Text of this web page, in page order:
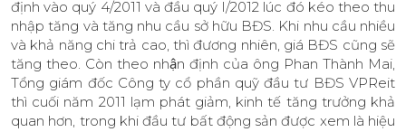
định vào quý 4/2011 và đầu quý I/2012 lúc đó kéo theo thu
nhập tăng và tăng nhu cầu sở hữu BĐS. Khi nhu cầu nhiều
và khả năng chi trả cao, thì đương nhiên, giá BĐS cũng sẽ
tăng theo. Còn theo nhận định của ông Phan Thành Mai,
Tổng giám đốc Công ty cổ phần quỹ đầu tư BĐS VPReit
thì cuối năm 2011 lạm phát giảm, kinh tế tăng trưởng khả
quan hơn, trong khi đầu tư bất động sản được xem là hiệu